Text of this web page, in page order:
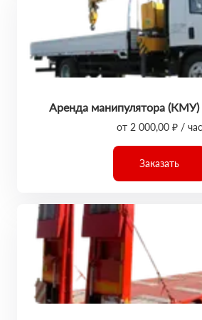
Аренда манипулятора
от 2 000,00 ₽ / час
Заказать